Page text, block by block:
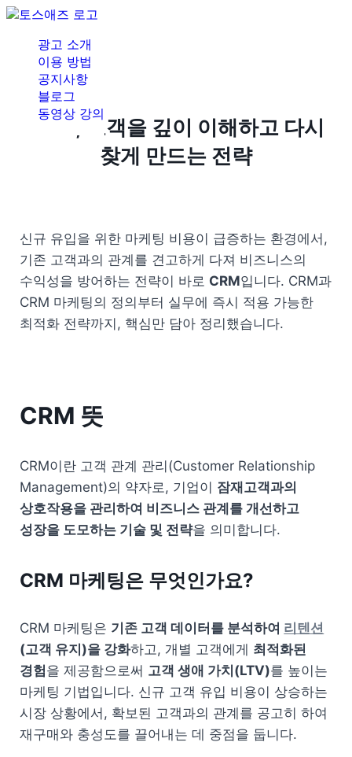
광고 소개
이용 방법
공지사항
블로그
동영상 강의
CRM, 고객을 깊이 이해하고 다시
찾게 만드는 전략
신규 유입을 위한 마케팅 비용이 급증하는 환경에서,
기존 고객과의 관계를 견고하게 다져 비즈니스의
수익성을 방어하는 전략이 바로 CRM입니다. CRM과
CRM 마케팅의 정의부터 실무에 즉시 적용 가능한
최적화 전략까지, 핵심만 담아 정리했습니다.
CRM 뜻
CRM이란 고객 관계 관리(Customer Relationship
Management)의 약자로, 기업이 잠재고객과의
상호작용을 관리하여 비즈니스 관계를 개선하고
성장을 도모하는 기술 및 전략을 의미합니다.
CRM 마케팅은 무엇인가요?
CRM 마케팅은 기존 고객 데이터를 분석하여 리텐션
(고객 유지)을 강화하고, 개별 고객에게 최적화된
경험을 제공함으로써 고객 생애 가치(LTV)를 높이는
마케팅 기법입니다. 신규 고객 유입 비용이 상승하는
시장 상황에서, 확보된 고객과의 관계를 공고히 하여
재구매와 충성도를 끌어내는 데 중점을 둡니다.